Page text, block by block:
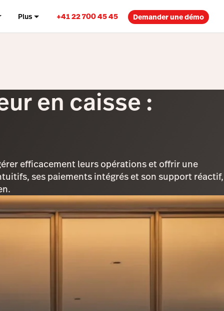
Plus +41 22 700 45 45 Demander une démo
en caisse :
efficacement leurs opérations et offrir une
ses paiements intégrés et son support réactif,